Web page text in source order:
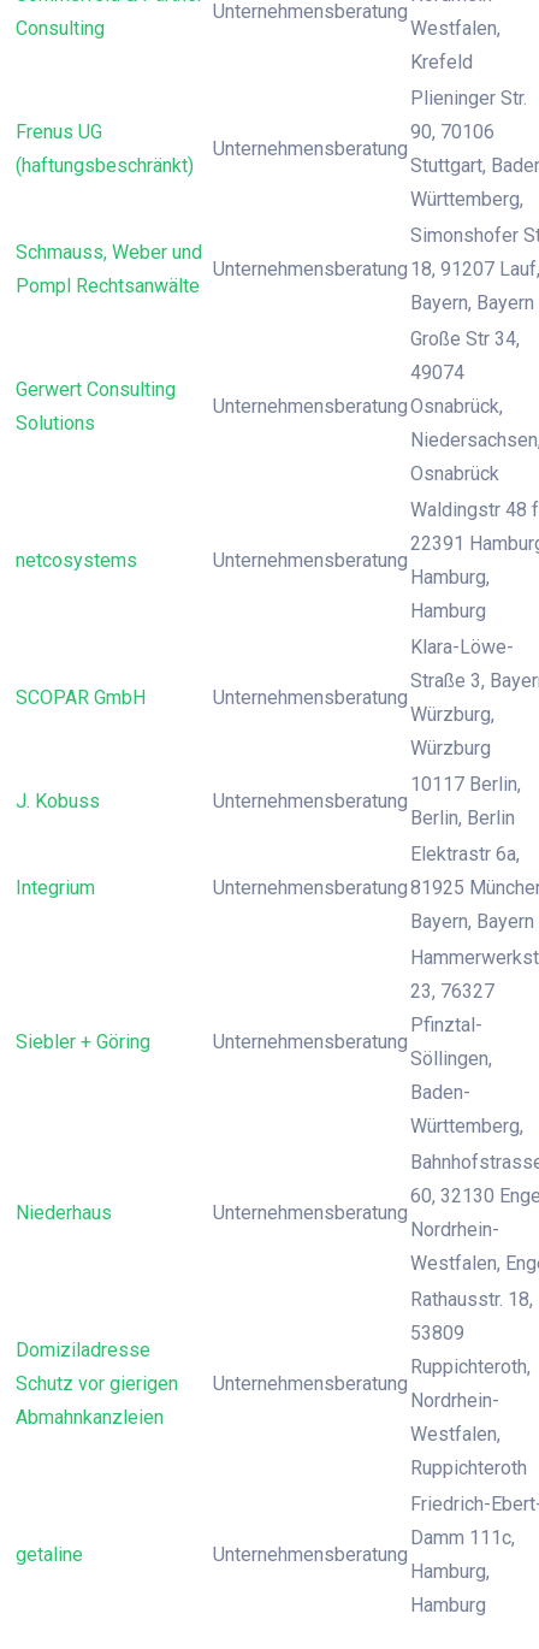
Consulting
Unternehmensberatung
Westfalen,
Krefeld
Frenus UG
(haftungsbeschränkt)
Unternehmensberatung
Plieninger Str.
90, 70106
Stuttgart,
Württemberg,
Schmauss, Weber und
Pompl Rechtsanwälte
Unternehmensberatung
Simonshofer
18, 91207 Lauf,
Bayern, Bayern
Gerwert Consulting
Solutions
Unternehmensberatung
Große Str 34,
49074
Osnabrück,
Osnabrück
netcosystems Unternehmensberatung
Waldingstr 48
22391
Hamburg,
Hamburg
SCOPAR GmbH Unternehmensberatung
Klara-Löwe-
Straße 3,
Würzburg,
Würzburg
J. Kobuss Unternehmensberatung
10117 Berlin,
Berlin, Berlin
Integrium Unternehmensberatung
Elektrastr 6a,
81925
Bayern, Bayern
Siebler + Göring Unternehmensberatung
23, 76327
Pfinztal-
Söllingen,
Baden-
Württemberg,
Niederhaus Unternehmensberatung
60, 32130
Nordrhein-
Westfalen,
Domiziladresse
Schutz vor gierigen
Abmahnkanzleien
Unternehmensberatung
Rathausstr. 18,
53809
Ruppichteroth,
Nordrhein-
Westfalen,
Ruppichteroth
getaline Unternehmensberatung
Friedrich-
Damm 111c,
Hamburg,
Hamburg